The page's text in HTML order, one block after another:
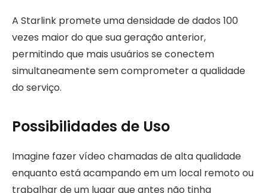
A Starlink promete uma densidade de dados 100
vezes maior do que sua geração anterior,
permitindo que mais usuários se conectem
simultaneamente sem comprometer a qualidade
do serviço.
Possibilidades de Uso
Imagine fazer vídeo chamadas de alta qualidade
enquanto está acampando em um local remoto ou
trabalhar de um lugar que antes não tinha